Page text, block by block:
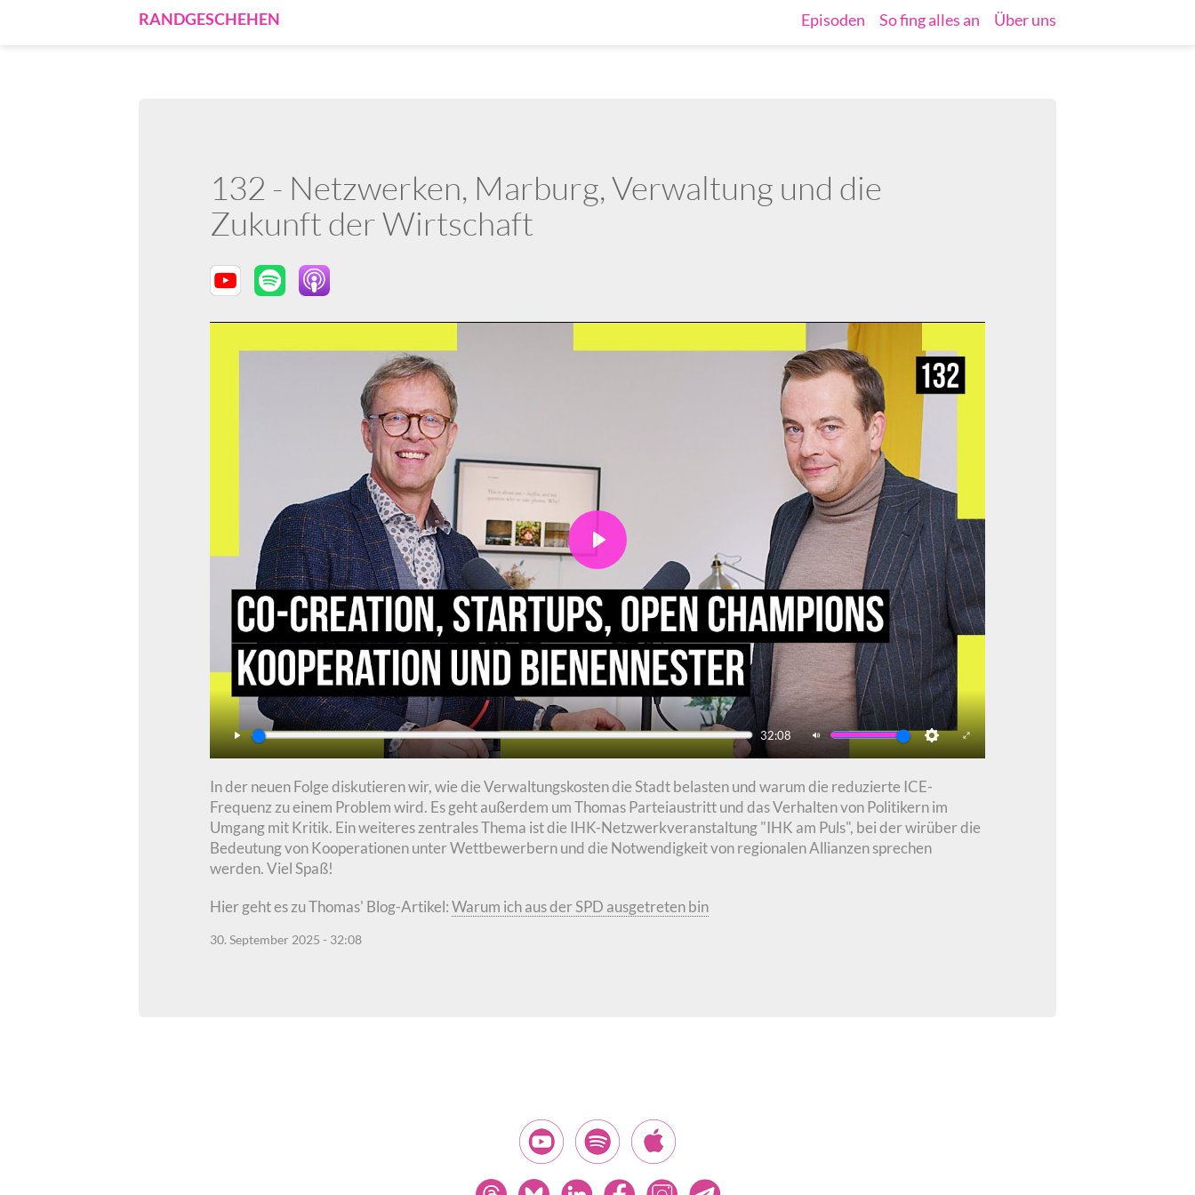
RANDGESCHEHEN Episoden So fing alles an Über uns
132 - Netzwerken, Marburg, Verwaltung und die
Zukunft der Wirtschaft
Play
32:08
Mute Settings
Enter
Play
In der neuen Folge diskutieren wir, wie die Verwaltungskosten die Stadt belasten und warum die reduzierte ICE-
Frequenz zu einem Problem wird. Es geht außerdem um Thomas Parteiaustritt und das Verhalten von Politikern im
Umgang mit Kritik. Ein weiteres zentrales Thema ist die IHK-Netzwerkveranstaltung "IHK am Puls", bei der wirüber die
Bedeutung von Kooperationen unter Wettbewerbern und die Notwendigkeit von regionalen Allianzen sprechen
werden. Viel Spaß!
Hier geht es zu Thomas' Blog-Artikel:Warum ich aus der SPD ausgetreten bin
30. September 2025 - 32:08